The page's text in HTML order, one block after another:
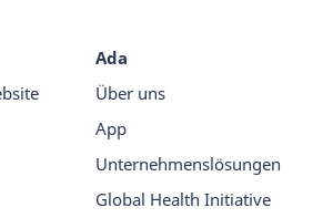
Ada
Über uns
App
Unternehmenslösungen
Global Health Initiative